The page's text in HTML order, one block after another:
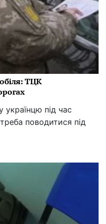
ТЦК
під час
треба поводитися під